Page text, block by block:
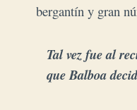
bergantín y gran
Tal vez fue al
que Balboa